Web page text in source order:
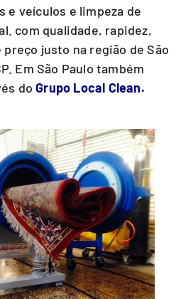
e veículos e limpeza de
com qualidade, rapidez,
justo na região de São
Em São Paulo também
doGrupo Local Clean.